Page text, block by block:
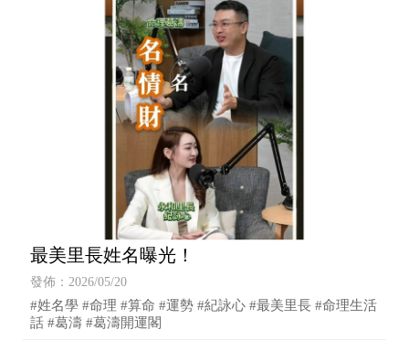
最美里長姓名曝光！
發佈：2026/05/20
#姓名學 #命理 #算命 #運勢 #紀詠心 #最美里長 #命理生活
話 #葛濤 #葛濤開運閣